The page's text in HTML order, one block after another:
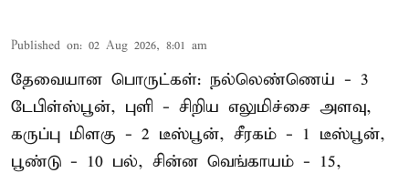
Published on: 02 Aug 2026, 8:01 am
தேவையான பொருட்கள்: நல்லெண்ணெய் - 3
டேபிள்ஸ்பூன், புளி - சிறிய எலுமிச்சை அளவு,
கருப்பு மிளகு - 2 டீஸ்பூன், சீரகம் - 1 டீஸ்பூன்,
பூண்டு - 10 பல், சின்ன வெங்காயம் - 15,